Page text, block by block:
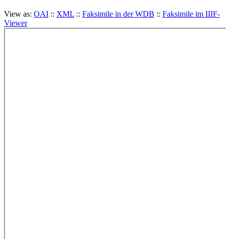
View as: OAI :: XML :: Faksimile in der WDB :: Faksimile im IIIF-
Viewer